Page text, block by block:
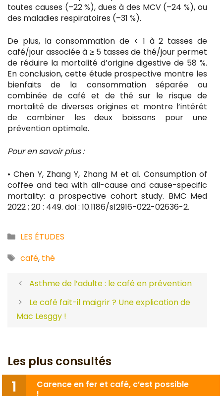
toutes causes (–22 %), dues à des MCV (–24 %), ou
des maladies respiratoires (–31 %).
De plus, la consommation de < 1 à 2 tasses de
café/jour associée à ≥ 5 tasses de thé/jour permet
de réduire la mortalité d’origine digestive de 58 %.
En conclusion, cette étude prospective montre les
bienfaits de la consommation séparée ou
combinée de café et de thé sur le risque de
mortalité de diverses origines et montre l’intérêt
de combiner les deux boissons pour une
prévention optimale.
Pour en savoir plus :
• Chen Y, Zhang Y, Zhang M et al. Consumption of
coffee and tea with all-cause and cause-specific
mortality: a prospective cohort study. BMC Med
2022 ; 20 : 449. doi : 10.1186/s12916-022-02636-2.
Catégories
LES ÉTUDES
Étiquettes
café, thé
Asthme de l’adulte : le café en prévention
Le café fait-il maigrir ? Une explication de
Mac Lesggy !
Les plus consultés
Carence en fer et café, c’est possible
!